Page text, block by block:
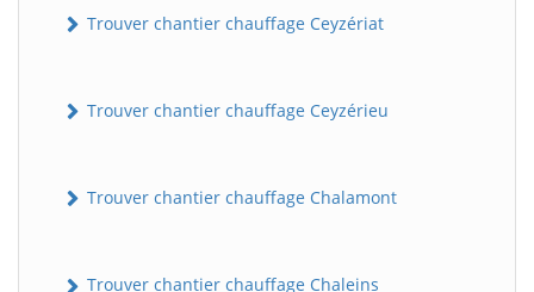
Trouver chantier chauffage Ceyzériat
Trouver chantier chauffage Ceyzérieu
Trouver chantier chauffage Chalamont
Trouver chantier chauffage Chaleins